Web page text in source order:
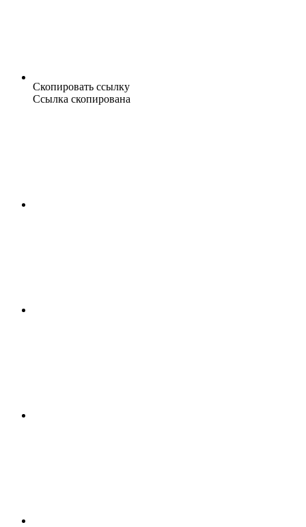
Скопировать ссылку
Ссылка скопирована